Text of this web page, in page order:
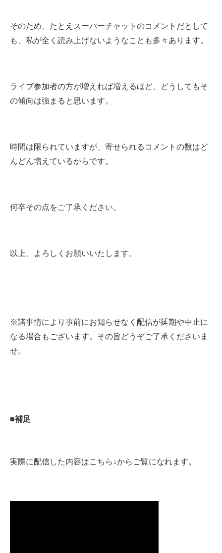
そのため、たとえスーパーチャットのコメントだとして
も、私が全く読み上げないようなことも多々あります。
ライブ参加者の方が増えれば増えるほど、どうしてもそ
の傾向は強まると思います。
時間は限られていますが、寄せられるコメントの数はど
んどん増えているからです。
何卒その点をご了承ください。
以上、よろしくお願いいたします。
※諸事情により事前にお知らせなく配信が延期や中止に
なる場合もございます。その旨どうぞご了承くださいま
せ。
■補足
実際に配信した内容はこちら↓からご覧になれます。